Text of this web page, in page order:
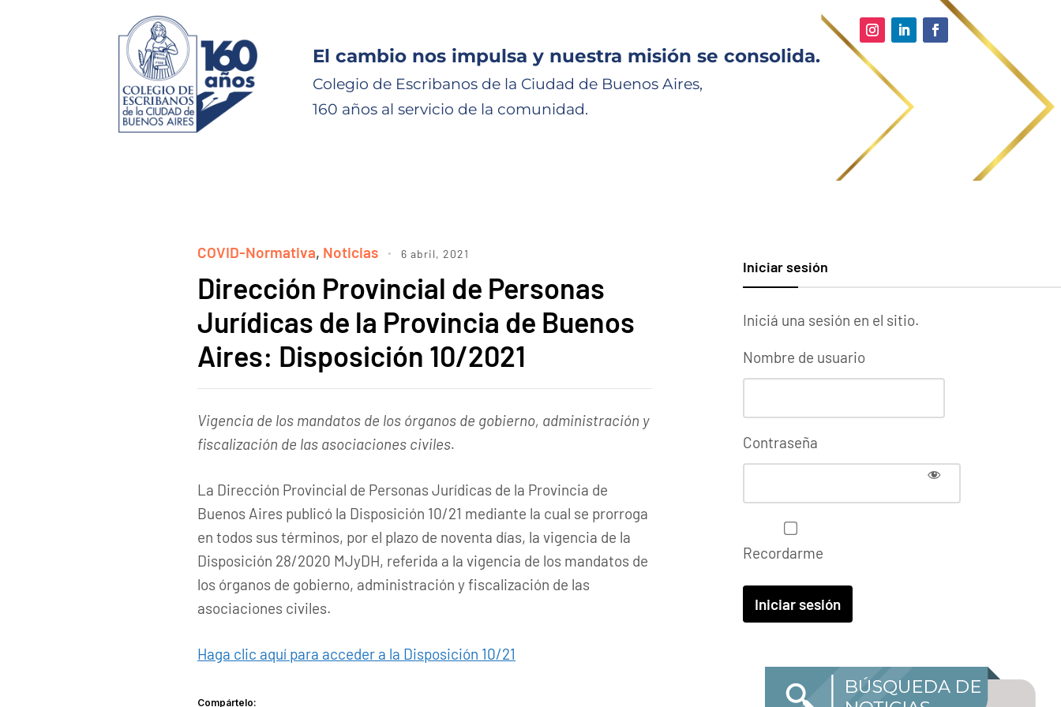
El cambio nos impulsa y nuestra misión se consolida.
Colegio de Escribanos de la Ciudad de Buenos Aires,
160 años al servicio de la comunidad.
COVID-Normativa, Noticias 6 abril, 2021
Dirección Provincial de Personas
Jurídicas de la Provincia de Buenos
Aires: Disposición 10/2021
Vigencia de los mandatos de los órganos de gobierno, administración y
fiscalización de las asociaciones civiles.
La Dirección Provincial de Personas Jurídicas de la Provincia de
Buenos Aires publicó la Disposición 10/21 mediante la cual se prorroga
en todos sus términos, por el plazo de noventa días, la vigencia de la
Disposición 28/2020 MJyDH, referida a la vigencia de los mandatos de
los órganos de gobierno, administración y fiscalización de las
asociaciones civiles.
Haga clic aquí para acceder a la Disposición 10/21
Compártelo:
Iniciar sesión
Iniciá una sesión en el sitio.
Nombre de usuario
Contraseña
Recordarme